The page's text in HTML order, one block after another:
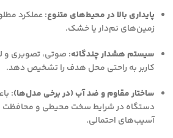
پایداری بالا در محیط‌های متنوع: عملکرد
زمین‌های نم‌دار یا خشک.
سیستم هشدار چندگانه: صوتی، تصویری و
کاربر به راحتی محل هدف را تشخیص دهد.
ساختار مقاوم و ضد آب (در برخی مدل‌ها):
دستگاه در شرایط سخت محیطی و محافظت از
آسیب‌های احتمالی.